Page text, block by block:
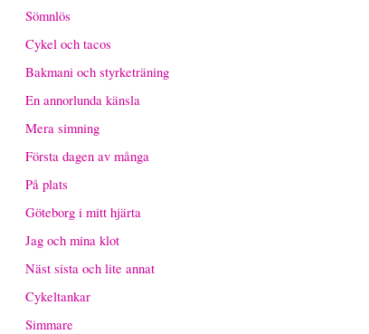
Sömnlös
Cykel och tacos
Bakmani och styrketräning
En annorlunda känsla
Mera simning
Första dagen av många
På plats
Göteborg i mitt hjärta
Jag och mina klot
Näst sista och lite annat
Cykeltankar
Simmare